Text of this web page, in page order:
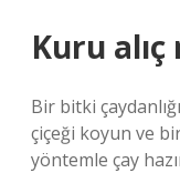
Kuru
Bir bitki
çiçeği koyun ve
yöntemle çay